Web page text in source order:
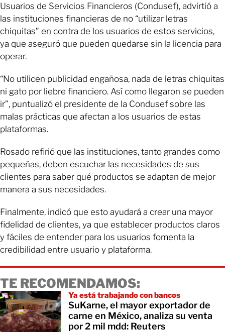
Usuarios de Servicios Financieros (Condusef), advirtió a
las instituciones financieras de no “utilizar letras
chiquitas” en contra de los usuarios de estos servicios,
ya que aseguró que pueden quedarse sin la licencia para
operar.
“No utilicen publicidad engañosa, nada de letras chiquitas
ni gato por liebre financiero. Así como llegaron se pueden
ir”, puntualizó el presidente de la Condusef sobre las
malas prácticas que afectan a los usuarios de estas
plataformas.
Rosado refirió que las instituciones, tanto grandes como
pequeñas, deben escuchar las necesidades de sus
clientes para saber qué productos se adaptan de mejor
manera a sus necesidades.
Finalmente, indicó que esto ayudará a crear una mayor
fidelidad de clientes, ya que establecer productos claros
y fáciles de entender para los usuarios fomenta la
credibilidad entre usuario y plataforma.
TE RECOMENDAMOS:
Ya está trabajando con bancos
SuKarne, el mayor exportador de
carne en México, analiza su venta
por 2 mil mdd: Reuters